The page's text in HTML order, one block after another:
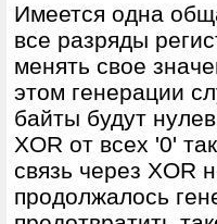
Имеется одна
все разряды
менять свое
этом генерации
байты будут
XOR от всех '0'
связь через XOR
продолжалось